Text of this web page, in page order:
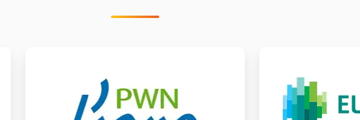
SharePoint
Documentum-
systemen